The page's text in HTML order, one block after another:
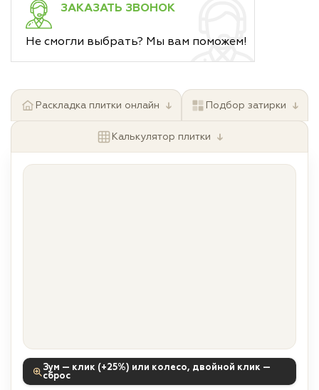
ЗАКАЗАТЬ ЗВОНОК
Не смогли выбрать? Мы вам поможем!
Раскладка плитки онлайн ↓ Подбор затирки ↓
Калькулятор плитки ↓
Зум — клик (+25%) или колесо, двойной клик —
сброс